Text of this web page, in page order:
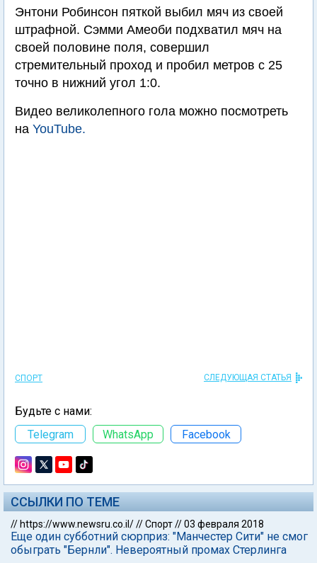
Энтони Робинсон пяткой выбил мяч из своей
штрафной. Сэмми Амеоби подхватил мяч на
своей половине поля, совершил
стремительный проход и пробил метров с 25
точно в нижний угол 1:0.
Видео великолепного гола можно посмотреть
на YouTube.
СПОРТ СЛЕДУЮЩАЯ СТАТЬЯ
Будьте с нами:
Telegram
WhatsApp Facebook
ССЫЛКИ ПО ТЕМЕ
// https://www.newsru.co.il///Спорт//03 февраля 2018
Еще один субботний сюрприз: "Манчестер Сити" не смог
обыграть "Бернли". Невероятный промах Стерлинга